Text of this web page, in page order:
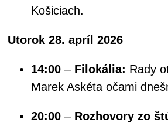
Košiciach.
Utorok 28. apríl 2026
14:00 – Filokália: Rady
Marek Askéta očami
20:00 – Rozhovory zo